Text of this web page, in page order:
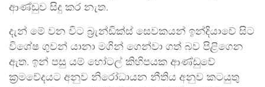
ආණ්ඩුව සිදු කර නැත.
දැන් මේ වන විට බ්‍රැන්ඩික්ස් සෙවකයන් ඉන්දියාවේ සිට
විශේෂ ගුවන් යානා මගින් ගෙන්වා ගත් බව පිළිගෙන
ඇත. ඉන් පසු යම් හෝටල් කිහිපයක ආණ්ඩුවේ
ක්‍රමවේදයට අනුව නිරෝධායන නීතිය අනුව කටයුතු